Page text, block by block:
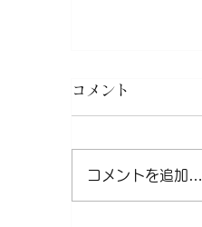
コメント
コメントを追加…